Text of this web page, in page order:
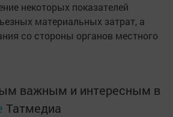
некоторых показателей
материальных затрат, а
со стороны органов местного
важным и интересным в
Татмедиа